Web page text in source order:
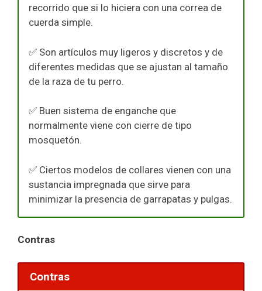
recorrido que si lo hiciera con una correa de
cuerda simple.
✅ Son artículos muy ligeros y discretos y de
diferentes medidas que se ajustan al tamaño
de la raza de tu perro.
✅ Buen sistema de enganche que
normalmente viene con cierre de tipo
mosquetón.
✅ Ciertos modelos de collares vienen con una
sustancia impregnada que sirve para
minimizar la presencia de garrapatas y pulgas.
Contras
Contras